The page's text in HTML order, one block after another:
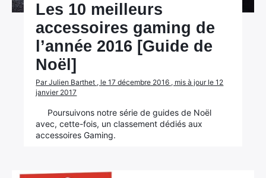
Les 10 meilleurs
accessoires gaming de
l’année 2016 [Guide de
Noël]
Par Julien Barthet , le 17 décembre 2016 , mis à jour le 12
janvier 2017
Poursuivons notre série de guides de Noël
avec, cette-fois, un classement dédiés aux
accessoires Gaming.